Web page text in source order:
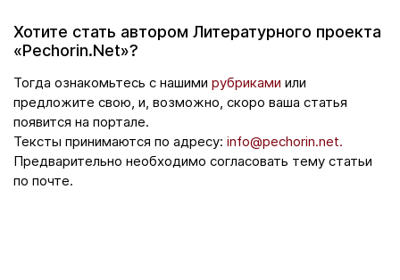
Хотите стать автором Литературного проекта
«Pechorin.Net»?
Тогда ознакомьтесь с нашими рубриками или
предложите свою, и, возможно, скоро ваша статья
появится на портале.
Тексты принимаются по адресу: info@pechorin.net.
Предварительно необходимо согласовать тему статьи
по почте.